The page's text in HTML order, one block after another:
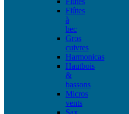
Flûtes
à
bec
Gros
cuivres
Harmonicas
Hautbois
&
bassons
Micros
vents
Sax